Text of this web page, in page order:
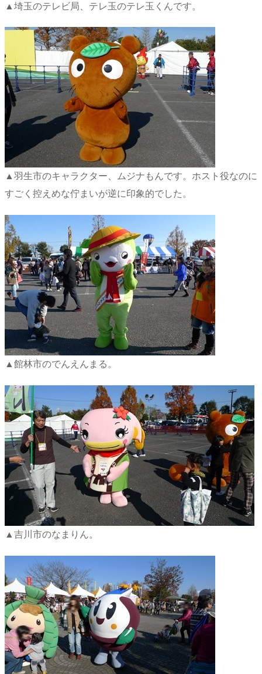
▲埼玉のテレビ局、テレ玉のテレ玉くんです。
▲羽生市のキャラクター、ムジナもんです。ホスト役なのに
すごく控えめな佇まいが逆に印象的でした。
▲館林市のでんえんまる。
▲吉川市のなまりん。